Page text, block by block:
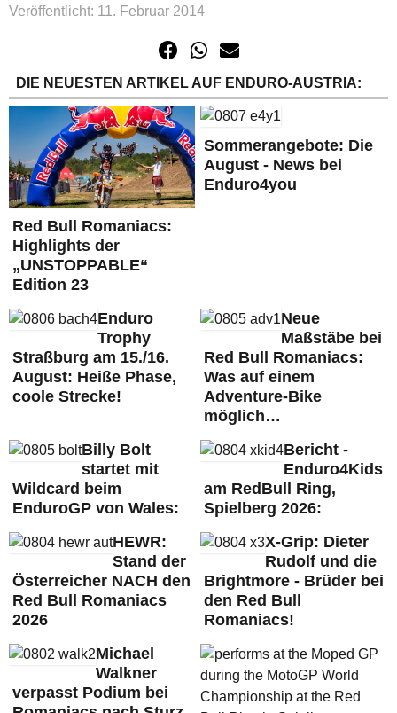
Veröffentlicht: 11. Februar 2014
DIE NEUESTEN ARTIKEL AUF ENDURO-AUSTRIA:
Red Bull Romaniacs:
Highlights der
„UNSTOPPABLE“
Edition 23
Sommerangebote: Die
August - News bei
Enduro4you
Enduro
Trophy
Straßburg am 15./16.
August: Heiße Phase,
coole Strecke!
Neue
Maßstäbe bei
Red Bull Romaniacs:
Was auf einem
Adventure-Bike
möglich…
Billy Bolt
startet mit
Wildcard beim
EnduroGP von Wales:
Bericht -
Enduro4Kids
am RedBull Ring,
Spielberg 2026:
HEWR:
Stand der
Österreicher NACH den
Red Bull Romaniacs
2026
X-Grip: Dieter
Rudolf und die
Brightmore - Brüder bei
den Red Bull
Romaniacs!
Michael
Walkner
verpasst Podium bei